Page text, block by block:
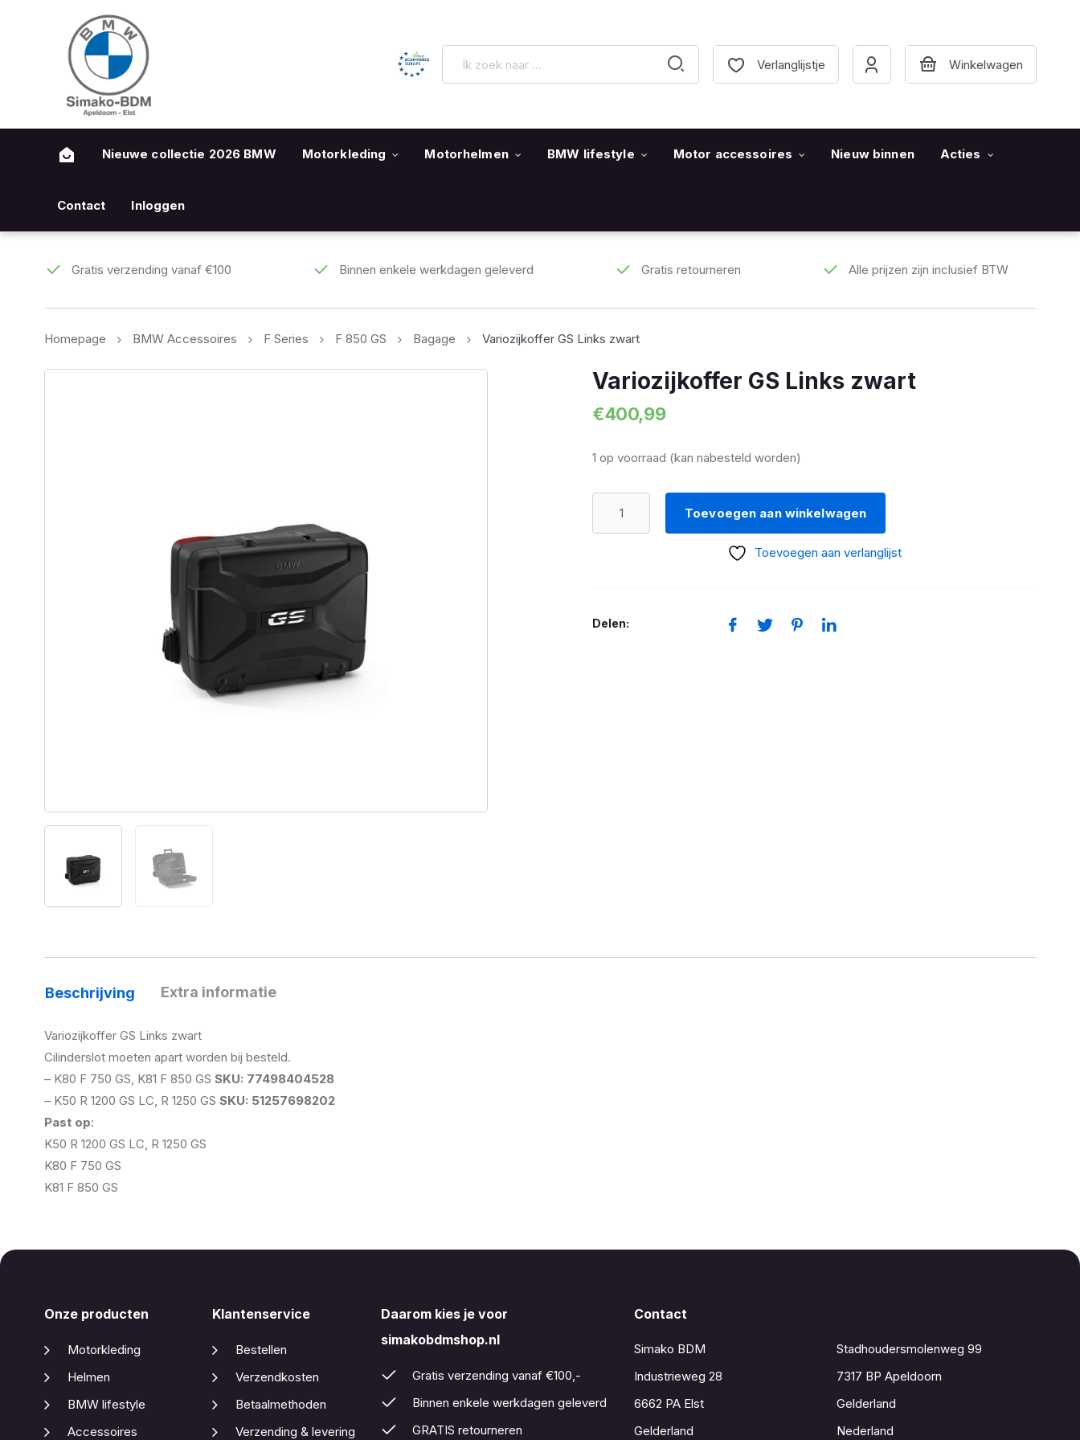
Verlanglijstje
Nieuwe collectie 2026 BMW Motorkleding Motorhelmen BMW lifestyle Motor accessoires Nieuw binnen Acties
Contact Inloggen
Gratis verzending vanaf €100 Binnen enkele werkdagen geleverd Gratis retourneren Alle prijzen zijn inclusief BTW
Homepage BMW Accessoires F Series F 850 GS Bagage Variozijkoffer GS Links zwart
Variozijkoffer GS Links zwart
€400,99
1 op voorraad (kan nabesteld worden)
Toevoegen aan winkelwagen
Toevoegen aan verlanglijst
Delen:
Beschrijving Extra informatie
Variozijkoffer GS Links zwart
Cilinderslot moeten apart worden bij besteld.
– K80 F 750 GS, K81 F 850 GS SKU: 77498404528
– K50 R 1200 GS LC, R 1250 GS SKU: 51257698202
Past op:
K50 R 1200 GS LC, R 1250 GS
K80 F 750 GS
K81 F 850 GS
Onze producten
Motorkleding
Helmen
BMW lifestyle
Accessoires
Klantenservice
Bestellen
Verzendkosten
Betaalmethoden
Verzending & levering
Daarom kies je voor
simakobdmshop.nl
Gratis verzending vanaf €100,-
Binnen enkele werkdagen geleverd
GRATIS retourneren
Contact
Simako BDM
Industrieweg 28
6662 PA Elst
Gelderland
Stadhoudersmolenweg 99
7317 BP Apeldoorn
Gelderland
Nederland